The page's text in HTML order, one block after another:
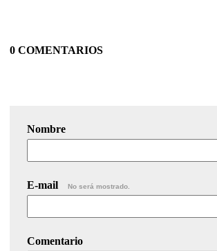
0 COMENTARIOS
Nombre
E-mail No será mostrado.
Comentario